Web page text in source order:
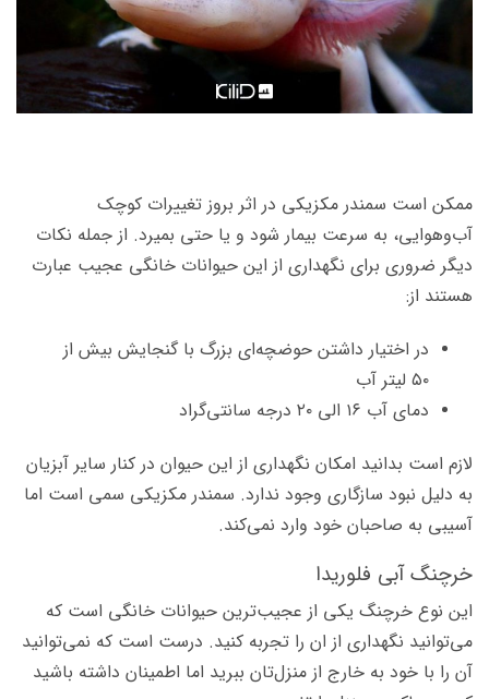
ممکن است سمندر مکزیکی در اثر بروز تغییرات کوچک
آب‌وهوایی، به سرعت بیمار شود و یا حتی بمیرد. از جمله نکات
دیگر ضروری برای نگهداری از این حیوانات خانگی عجیب عبارت
هستند از:
در اختیار داشتن حوضچه‌ای بزرگ با گنجایش بیش از
۵۰ لیتر آب
دمای آب ۱۶ الی ۲۰ درجه سانتی‌گراد
لازم است بدانید امکان نگهداری از این حیوان در کنار سایر آبزیان
به دلیل نبود سازگاری وجود ندارد. سمندر مکزیکی سمی است اما
آسیبی به صاحبان خود وارد نمی‌کند.
خرچنگ آبی فلوریدا
این نوع خرچنگ یکی از عجیب‌ترین حیوانات خانگی است که
می‌توانید نگهداری از ان را تجربه کنید. درست است که نمی‌توانید
آن را با خود به خارج از منزل‌تان ببرید اما اطمینان داشته باشید